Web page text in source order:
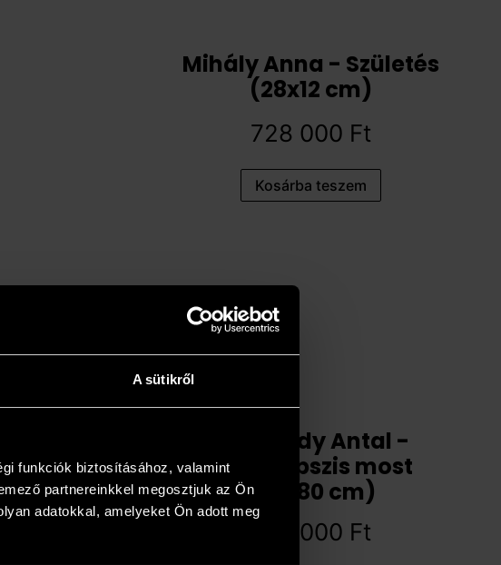
A sütikről
funkciók biztosításához, valamint
partnereinkkel megosztjuk az Ön
adatokkal, amelyeket Ön adott meg
Nem
Mihály Anna - Születés
(28x12 cm)
728 000 Ft
Kosárba teszem
Neogrády Antal -
Apokalipszis most
(60x80 cm)
987 000 Ft